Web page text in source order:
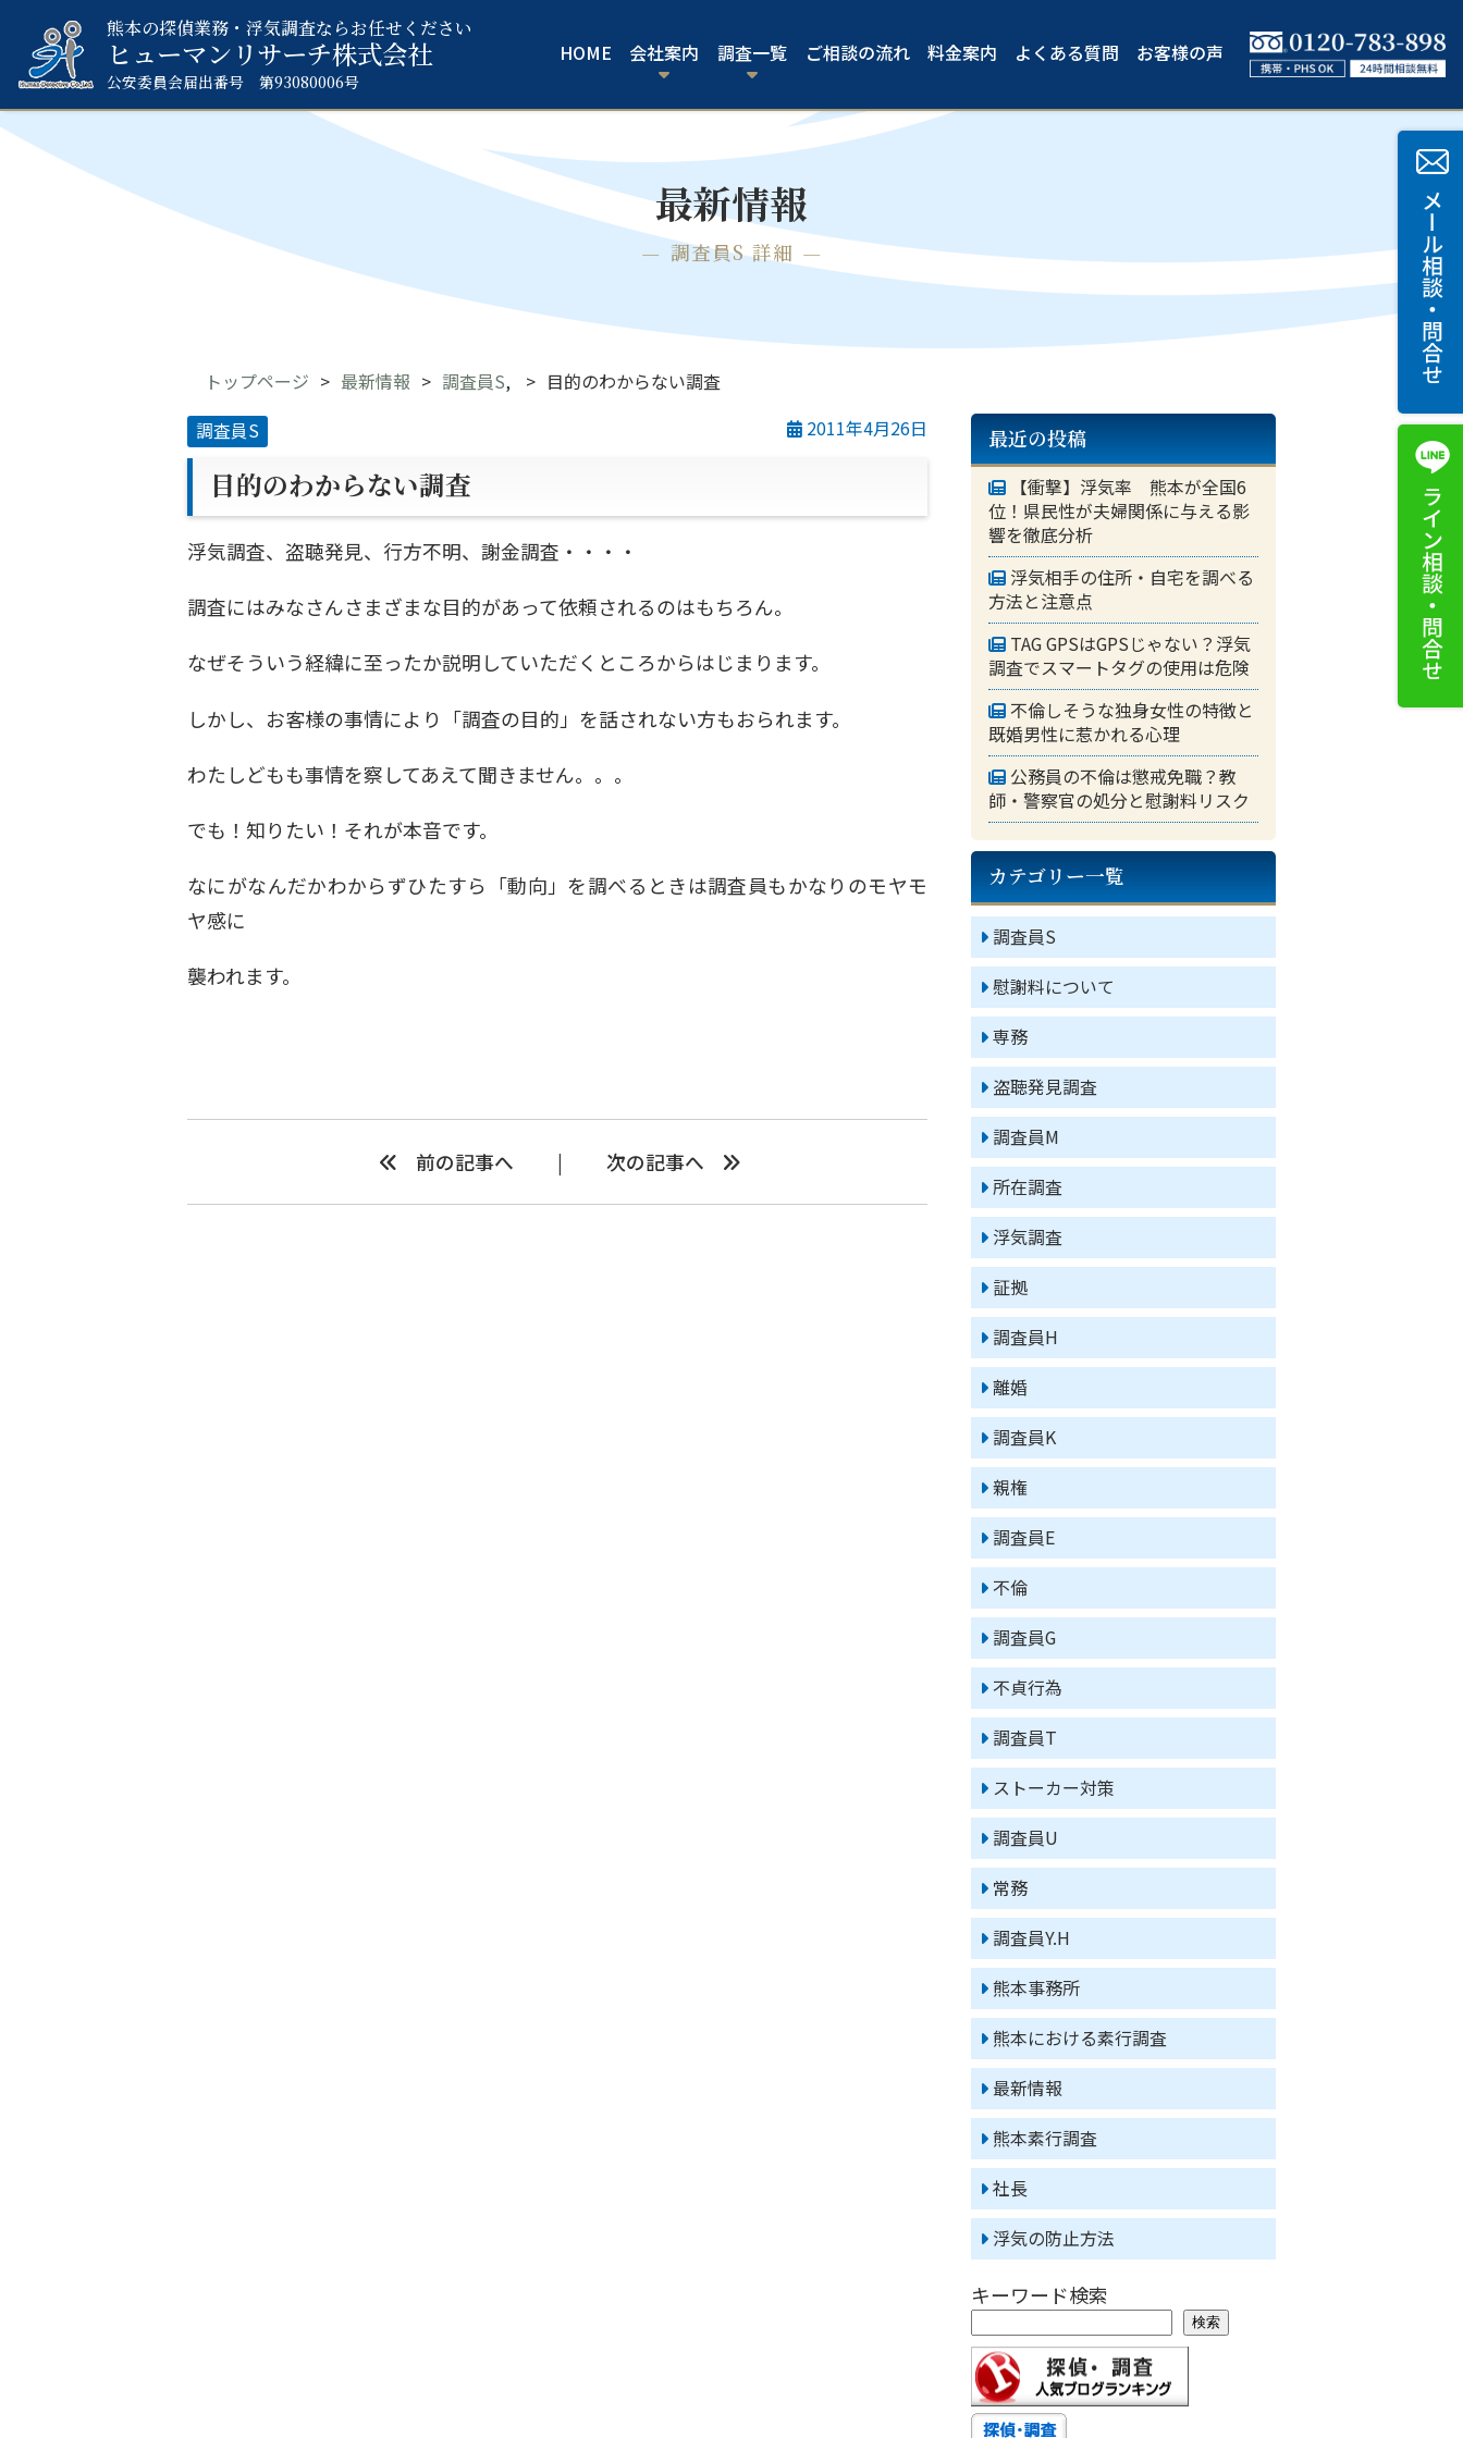
熊本の探偵業務・浮気調査ならお任せください
ヒューマンリサーチ株式会社
公安委員会届出番号 第93080006号
HOME 会社案内 調査一覧 ご相談の流れ 料金案内 よくある質問 お客様の声
最新情報
調査員S 詳細
トップページ 最新情報 調査員S, 目的のわからない調査
調査員S 2011年4月26日
目的のわからない調査
浮気調査、盗聴発見、行方不明、謝金調査・・・・
調査にはみなさんさまざまな目的があって依頼されるのはもちろん。
なぜそういう経緯に至ったか説明していただくところからはじまります。
しかし、お客様の事情により「調査の目的」を話されない方もおられます。
わたしどもも事情を察してあえて聞きません。。。
でも！知りたい！それが本音です。
なにがなんだかわからずひたすら「動向」を調べるときは調査員もかなりのモヤモ
ヤ感に
襲われます。
前の記事へ 次の記事へ
最近の投稿
【衝撃】浮気率 熊本が全国6
位！県民性が夫婦関係に与える影
響を徹底分析
浮気相手の住所・自宅を調べる
方法と注意点
TAG GPSはGPSじゃない？浮気
調査でスマートタグの使用は危険
不倫しそうな独身女性の特徴と
既婚男性に惹かれる心理
公務員の不倫は懲戒免職？教
師・警察官の処分と慰謝料リスク
カテゴリー一覧
調査員S
慰謝料について
専務
盗聴発見調査
調査員M
所在調査
浮気調査
証拠
調査員H
離婚
調査員K
親権
調査員E
不倫
調査員G
不貞行為
調査員T
ストーカー対策
調査員U
常務
調査員Y.H
熊本事務所
熊本における素行調査
最新情報
熊本素行調査
社長
浮気の防止方法
キーワード検索
検索